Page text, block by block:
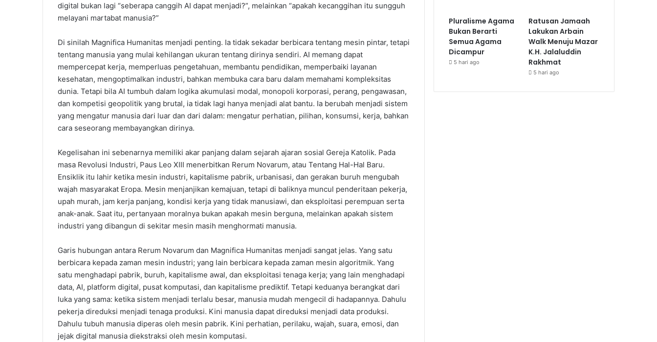
digital bukan lagi “seberapa canggih AI dapat menjadi?”, melainkan “apakah kecanggihan itu sungguh
melayani martabat manusia?”
Di sinilah Magnifica Humanitas menjadi penting. Ia tidak sekadar berbicara tentang mesin pintar, tetapi
tentang manusia yang mulai kehilangan ukuran tentang dirinya sendiri. AI memang dapat
mempercepat kerja, memperluas pengetahuan, membantu pendidikan, memperbaiki layanan
kesehatan, mengoptimalkan industri, bahkan membuka cara baru dalam memahami kompleksitas
dunia. Tetapi bila AI tumbuh dalam logika akumulasi modal, monopoli korporasi, perang, pengawasan,
dan kompetisi geopolitik yang brutal, ia tidak lagi hanya menjadi alat bantu. Ia berubah menjadi sistem
yang mengatur manusia dari luar dan dari dalam: mengatur perhatian, pilihan, konsumsi, kerja, bahkan
cara seseorang membayangkan dirinya.
Kegelisahan ini sebenarnya memiliki akar panjang dalam sejarah ajaran sosial Gereja Katolik. Pada
masa Revolusi Industri, Paus Leo XIII menerbitkan Rerum Novarum, atau Tentang Hal-Hal Baru.
Ensiklik itu lahir ketika mesin industri, kapitalisme pabrik, urbanisasi, dan gerakan buruh mengubah
wajah masyarakat Eropa. Mesin menjanjikan kemajuan, tetapi di baliknya muncul penderitaan pekerja,
upah murah, jam kerja panjang, kondisi kerja yang tidak manusiawi, dan eksploitasi perempuan serta
anak-anak. Saat itu, pertanyaan moralnya bukan apakah mesin berguna, melainkan apakah sistem
industri yang dibangun di sekitar mesin masih menghormati manusia.
Garis hubungan antara Rerum Novarum dan Magnifica Humanitas menjadi sangat jelas. Yang satu
berbicara kepada zaman mesin industri; yang lain berbicara kepada zaman mesin algoritmik. Yang
satu menghadapi pabrik, buruh, kapitalisme awal, dan eksploitasi tenaga kerja; yang lain menghadapi
data, AI, platform digital, pusat komputasi, dan kapitalisme prediktif. Tetapi keduanya berangkat dari
luka yang sama: ketika sistem menjadi terlalu besar, manusia mudah mengecil di hadapannya. Dahulu
pekerja direduksi menjadi tenaga produksi. Kini manusia dapat direduksi menjadi data produksi.
Dahulu tubuh manusia diperas oleh mesin pabrik. Kini perhatian, perilaku, wajah, suara, emosi, dan
jejak digital manusia diekstraksi oleh mesin komputasi.
Pluralisme Agama
Bukan Berarti
Semua Agama
Dicampur
5 hari ago
Ratusan Jamaah
Lakukan Arbain
Walk Menuju Mazar
K.H. Jalaluddin
Rakhmat
5 hari ago